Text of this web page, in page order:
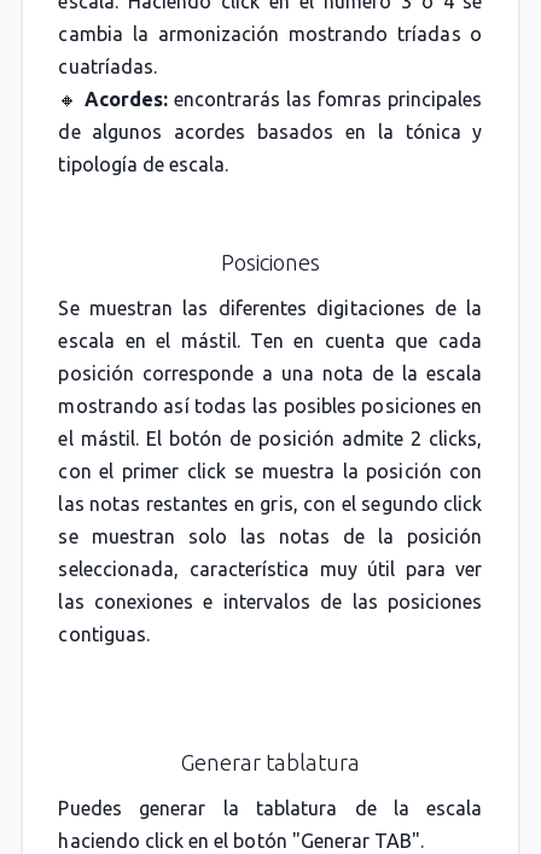
cambia la armonización mostrando tríadas o
cuatríadas.
🔸 Acordes: encontrarás las fomras principales
de algunos acordes basados en la tónica y
tipología de escala.
Posiciones
Se muestran las diferentes digitaciones de la
escala en el mástil. Ten en cuenta que cada
posición corresponde a una nota de la escala
mostrando así todas las posibles posiciones en
el mástil. El botón de posición admite 2 clicks,
con el primer click se muestra la posición con
las notas restantes en gris, con el segundo click
se muestran solo las notas de la posición
seleccionada, característica muy útil para ver
las conexiones e intervalos de las posiciones
contiguas.
Generar tablatura
Puedes generar la tablatura de la escala
haciendo click en el botón "Generar TAB".